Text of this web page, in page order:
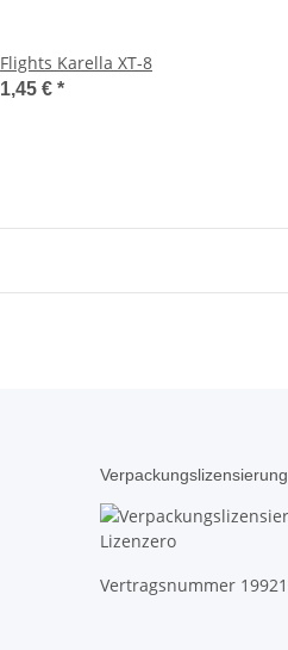
Flights Karella XT-8
1,45 € *
Verpackungslizensierung
Vertragsnummer 19921